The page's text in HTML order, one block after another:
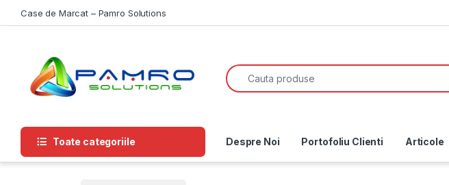
Case de Marcat – Pamro Solutions
Search for:
Toate categoriile Despre Noi Portofoliu Clienti Articole